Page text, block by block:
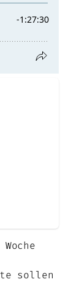
sollen